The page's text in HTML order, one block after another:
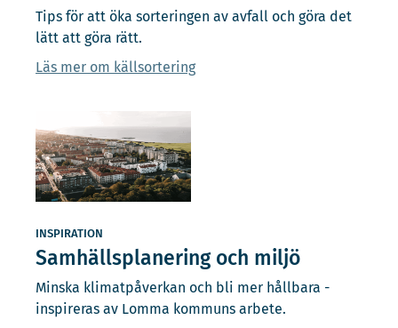
Tips för att öka sorteringen av avfall och göra det
lätt att göra rätt.
Läs mer om källsortering
INSPIRATION
Samhällsplanering och miljö
Minska klimatpåverkan och bli mer hållbara -
inspireras av Lomma kommuns arbete.